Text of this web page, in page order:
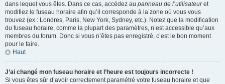
dans lequel vous êtes. Dans ce cas, accédez au panneau de l’utilisateuret
modifiez le fuseau horaire afin qu’il corresponde à la zone où vous vous
trouvez (ex : Londres, Paris, New York, Sydney, etc.). Notez que la modification
du fuseau horaire, comme la plupart des paramètres, n’est accessible qu’aux
membres du forum. Donc si vous n’êtes pas enregistré, c’est le bon moment
pour le faire.
Haut
J’ai changé mon fuseau horaire et l’heure est toujours incorrecte !
Si vous êtes sûr d’avoir correctement paramétré votre fuseau horaire et que